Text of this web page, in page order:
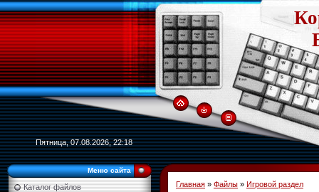
Пятница, 07.08.2026, 22:18
Меню сайта
Каталог файлов
Главная » Файлы » Игровой раздел